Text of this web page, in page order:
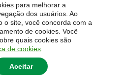
para melhorar a
dos usuários. Ao
o site, você concorda com a
de cookies. Você
quais cookies são
de cookies
Aceitar